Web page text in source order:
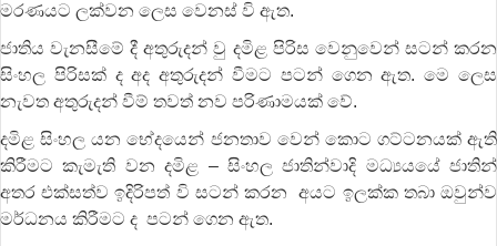
මරණයට ලක්වන ලෙස වෙනස් වි ඇත.
ජාතිය වැනසීමේ දී අතුරුදන් වු දමිළ පිරිස වෙනුවෙන් සටන් කරන
සිංහල පිරිසක් ද අද අතුරුදන් වීමට පටන් ගෙන ඇත. මෙ ලෙස
නැවත අතුරුදන් වීම් තවත් නව පරිණාමයක් වේ.
දමිළ සිංහල යන භේදයෙන් ජනතාව වෙන් කොට ගට්ටනයක් ඇති
කිරීමට කැමැති වන දමිළ – සිංහල ජාතින්වාදි මධ්‍යයයේ ජාතින්
අතර එක්සත්ව ඉදිරිපත් වි සටන් කරන අයට ඉලක්ක තබා ඔවුන්ව
මර්ධනය කිරීමට ද පටන් ගෙන ඇත.